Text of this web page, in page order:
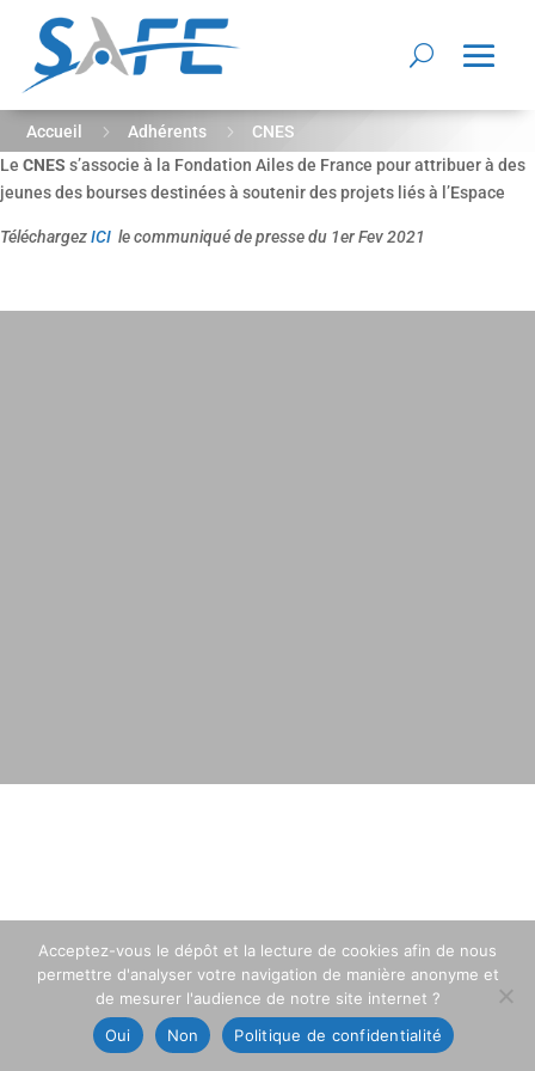
Accueil 5 Adhérents 5
CNES
Le CNES s’associe à la Fondation Ailes de France pour attribuer à des
jeunes des bourses destinées à soutenir des projets liés à l’Espace
TéléchargezICI le communiqué de presse du 1er Fev 2021
Acceptez-vous le dépôt et la lecture de cookies afin de nous
permettre d'analyser votre navigation de manière anonyme et
de mesurer l'audience de notre site internet ?
Oui
Non Politique de confidentialité